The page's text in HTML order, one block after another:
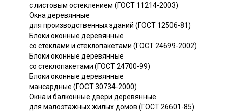
с листовым остеклением (ГОСТ 11214-2003)
Окна деревянные
для производственных зданий (ГОСТ 12506-81)
Блоки оконные деревянные
со стеклами и стеклопакетами (ГОСТ 24699-2002)
Блоки оконные деревянные
со стеклопакетами (ГОСТ 24700-99)
Блоки оконные деревянные
мансардные (ГОСТ 30734-2000)
Окна и балконные двери деревянные
для малоэтажных жилых домов (ГОСТ 26601-85)